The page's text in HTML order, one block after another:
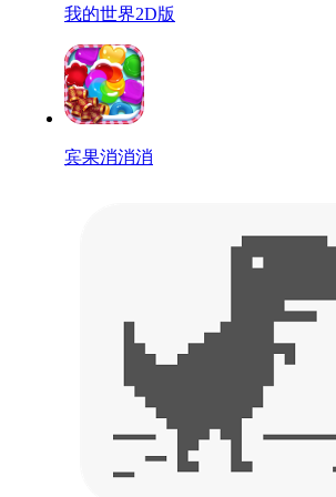
我的世界2D版
宾果消消消